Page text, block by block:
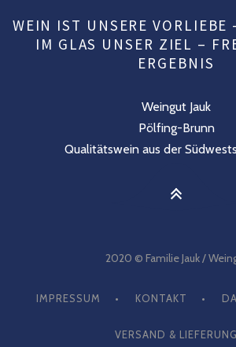
WEIN IST UNSERE VORLIEBE
IM GLAS UNSER ZIEL –
ERGEBNIS
Weingut Jauk
Pölfing-Brunn
Qualitätswein aus der
2020 © Familie Jauk /
IMPRESSUM KONTAKT
VERSAND & LIEFERUNG